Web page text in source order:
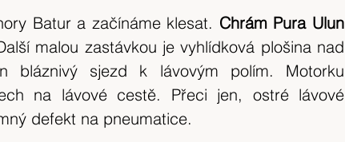
Batur a začínáme klesat. Chrám Pura Ulun
malou zastávkou je vyhlídková plošina nad
bláznivý sjezd k lávovým polím. Motorku
na lávové cestě. Přeci jen, ostré lávové
defekt na pneumatice.